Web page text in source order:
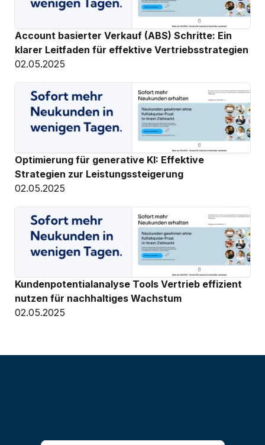
Account basierter Verkauf (ABS) Schritte: Ein
klarer Leitfaden für effektive Vertriebsstrategien
02.05.2025
Optimierung für generative KI: Effektive
Strategien zur Leistungssteigerung
02.05.2025
Kundenpotentialanalyse Tools Vertrieb effizient
nutzen für nachhaltiges Wachstum
02.05.2025